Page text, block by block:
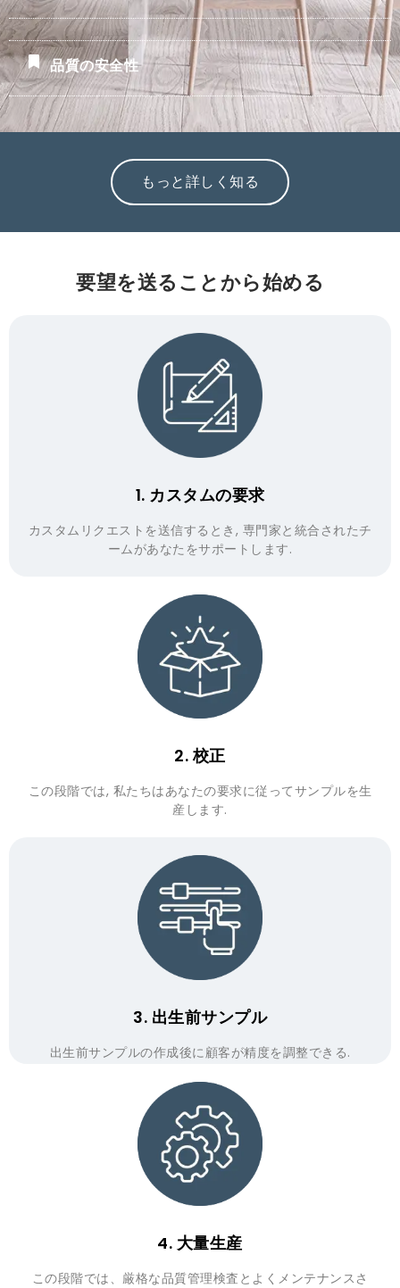
品質の安全性
もっと詳しく知る
要望を送ることから始める
1. カスタムの要求
カスタムリクエストを送信するとき, 専門家と統合されたチ
ームがあなたをサポートします.
2. 校正
この段階では, 私たちはあなたの要求に従ってサンプルを生
産します.
3. 出生前サンプル
出生前サンプルの作成後に顧客が精度を調整できる.
4. 大量生産
この段階では、厳格な品質管理検査とよくメンテナンスさ